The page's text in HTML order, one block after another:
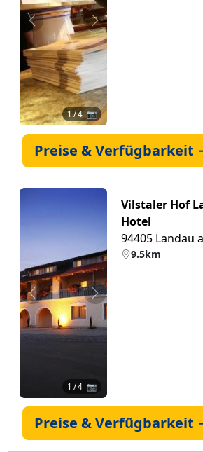
Zurück Weiter
1/ 4 📷
Preise & Verfügbarkeit
Zurück Weiter
1 / 4 📷
Vilstaler Hof
Hotel
94405 Landau
9.5km
Preise & Verfügbarkeit